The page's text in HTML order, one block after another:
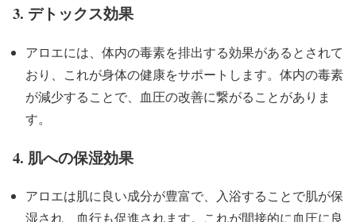
3. デトックス効果
アロエには、体内の毒素を排出する効果があるとされて
おり、これが身体の健康をサポートします。体内の毒素
が減少することで、血圧の改善に繋がることがありま
す。
4. 肌への保湿効果
アロエは肌に良い成分が豊富で、入浴することで肌が保
湿され、血行も促進されます。これが間接的に血圧に良